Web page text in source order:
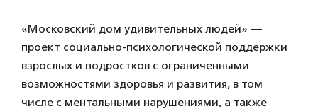
«Московский дом удивительных людей» —
проект социально-психологической поддержки
взрослых и подростков с ограниченными
возможностями здоровья и развития, в том
числе с ментальными нарушениями, а также